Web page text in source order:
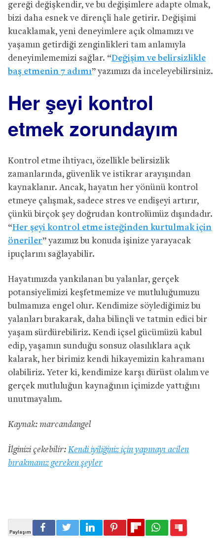
gereği değişkendir, ve bu değişimlere adapte olmak,
bizi daha esnek ve dirençli hale getirir. Değişimi
kucaklamak, yeni deneyimlere açık olmamızı ve
yaşamın getirdiği zenginlikleri tam anlamıyla
deneyimlememizi sağlar. “Değişim ve belirsizlikle
baş etmenin 7 adımı” yazımızı da inceleyebilirsiniz.
Her şeyi kontrol
etmek zorundayım
Kontrol etme ihtiyacı, özellikle belirsizlik
zamanlarında, güvenlik ve istikrar arayışından
kaynaklanır. Ancak, hayatın her yönünü kontrol
etmeye çalışmak, sadece stres ve endişeyi artırır,
çünkü birçok şey doğrudan kontrolümüz dışındadır.
“Her şeyi kontrol etme isteğinden kurtulmak için
öneriler” yazımız bu konuda işinize yarayacak
ipuçlarını sağlayabilir.
Hayatımızda yankılanan bu yalanlar, gerçek
potansiyelimizi keşfetmemize ve mutluluğumuzu
bulmamıza engel olur. Kendimize söylediğimiz bu
yalanları bırakarak, daha bilinçli ve tatmin edici bir
yaşam sürdürebiliriz. Kendi içsel gücümüzü kabul
edip, yaşamın sunduğu sonsuz olasılıklara açık
kalarak, her birimiz kendi hikayemizin kahramanı
olabiliriz. Yeter ki, kendimize karşı dürüst olalım ve
gerçek mutluluğun kaynağının içimizde yattığını
unutmayalım.
Kaynak: marcandangel
İlginizi çekebilir: Kendi iyiliğiniz için yapmayı acilen
bırakmanız gereken şeyler